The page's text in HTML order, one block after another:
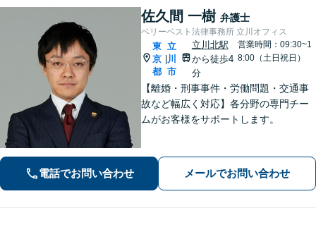
佐久間 一樹 弁護士
ベリーベスト法律事務所 立川オフィス
東
京
都
立
川
市
立川北駅
から徒歩4
分
営業時間：09:30~1
8:00（土日祝日）
【離婚・刑事事件・労働問題・交通事
故など幅広く対応】各分野の専門チー
ムがお客様をサポートします。
電話でお問い合わせ メールでお問い合わせ